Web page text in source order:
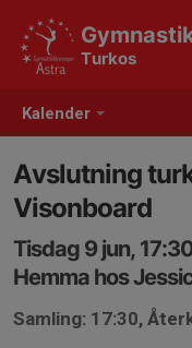
Kalender
Turkos
Avslutning
Visonboard
Tisdag 9 jun,
Hemma hos
Samling: 17:30,